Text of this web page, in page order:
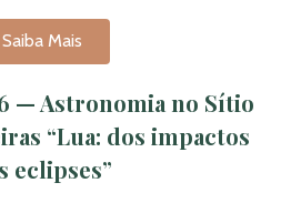
Saiba Mais
— Astronomia no Sítio
“Lua: dos impactos
eclipses”